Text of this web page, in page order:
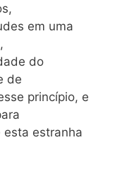
em uma
do
de
princípio, e
esta estranha